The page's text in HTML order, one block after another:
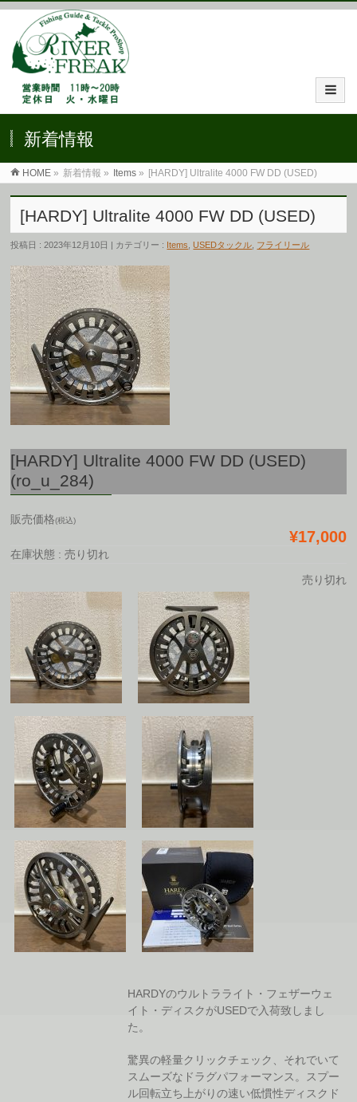
新着情報
HOME » 新着情報 » Items » [HARDY] Ultralite 4000 FW DD (USED)
[HARDY] Ultralite 4000 FW DD (USED)
投稿日 : 2023年12月10日 | カテゴリー : Items ,USEDタックル フライリール
[HARDY] Ultralite 4000 FW DD (USED)
(ro_u_284)
販売価格(税込)
¥17,000
在庫状態 : 売り切れ
HARDYのウルトラライト・フェザーウェ
イト・ディスクがUSEDで入荷致しまし
た。
驚異の軽量クリックチェック、それでいて
スムーズなドラグパフォーマンス。スプー
ル回転立ち上がりの速い低慣性ディスクド
売り切れ